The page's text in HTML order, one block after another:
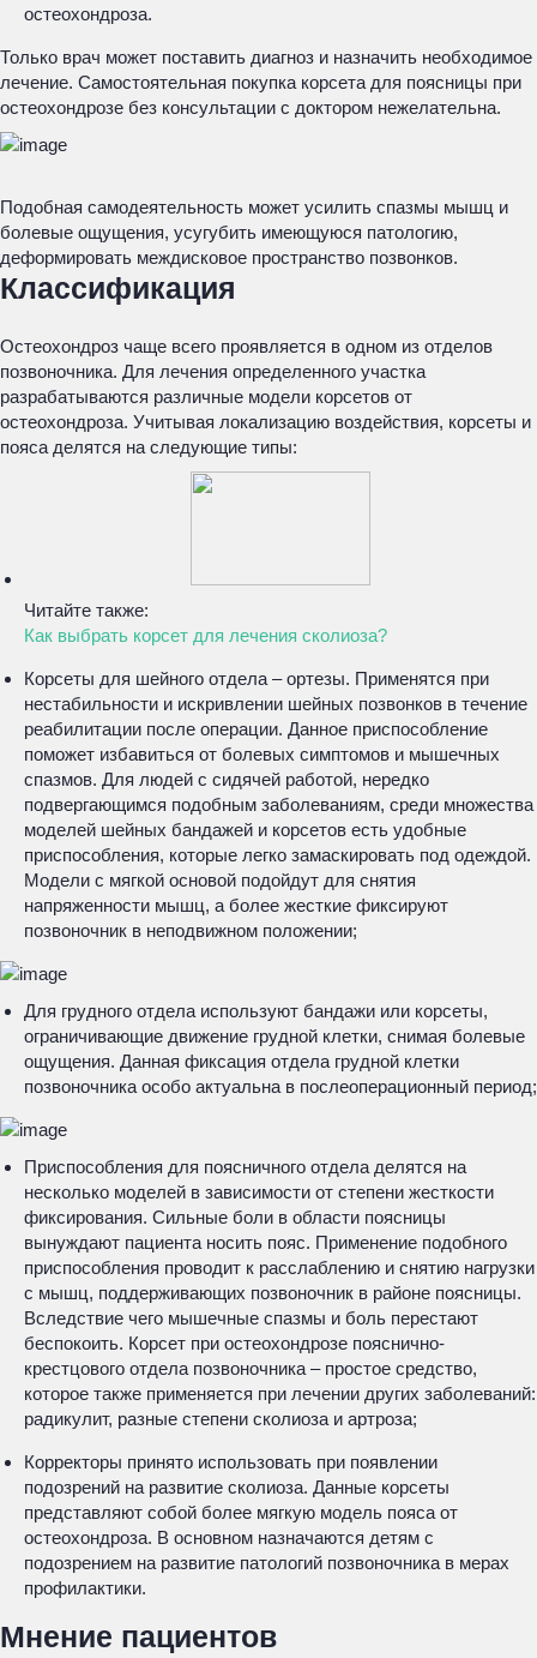
остеохондроза.
Только врач может поставить диагноз и назначить необходимое
лечение. Самостоятельная покупка корсета для поясницы при
остеохондрозе без консультации с доктором нежелательна.
Подобная самодеятельность может усилить спазмы мышц и
болевые ощущения, усугубить имеющуюся патологию,
деформировать междисковое пространство позвонков.
Классификация
Остеохондроз чаще всего проявляется в одном из отделов
позвоночника. Для лечения определенного участка
разрабатываются различные модели корсетов от
остеохондроза. Учитывая локализацию воздействия, корсеты и
пояса делятся на следующие типы:
Читайте также:
Как выбрать корсет для лечения сколиоза?
Корсеты для шейного отдела – ортезы. Применятся при
нестабильности и искривлении шейных позвонков в течение
реабилитации после операции. Данное приспособление
поможет избавиться от болевых симптомов и мышечных
спазмов. Для людей с сидячей работой, нередко
подвергающимся подобным заболеваниям, среди множества
моделей шейных бандажей и корсетов есть удобные
приспособления, которые легко замаскировать под одеждой.
Модели с мягкой основой подойдут для снятия
напряженности мышц, а более жесткие фиксируют
позвоночник в неподвижном положении;
Для грудного отдела используют бандажи или корсеты,
ограничивающие движение грудной клетки, снимая болевые
ощущения. Данная фиксация отдела грудной клетки
позвоночника особо актуальна в послеоперационный период;
Приспособления для поясничного отдела делятся на
несколько моделей в зависимости от степени жесткости
фиксирования. Сильные боли в области поясницы
вынуждают пациента носить пояс. Применение подобного
приспособления проводит к расслаблению и снятию нагрузки
с мышц, поддерживающих позвоночник в районе поясницы.
Вследствие чего мышечные спазмы и боль перестают
беспокоить. Корсет при остеохондрозе пояснично-
крестцового отдела позвоночника – простое средство,
которое также применяется при лечении других заболеваний:
радикулит, разные степени сколиоза и артроза;
Корректоры принято использовать при появлении
подозрений на развитие сколиоза. Данные корсеты
представляют собой более мягкую модель пояса от
остеохондроза. В основном назначаются детям с
подозрением на развитие патологий позвоночника в мерах
профилактики.
Мнение пациентов